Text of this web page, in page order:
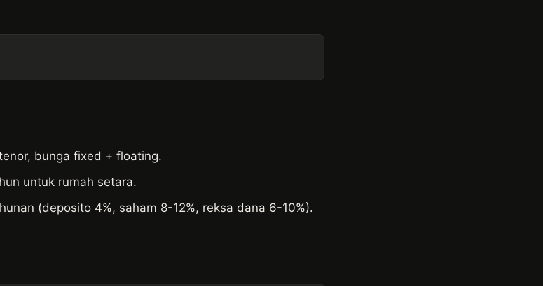
bunga fixed + floating.
untuk rumah setara.
(deposito 4%, saham 8-12%, reksa dana 6-10%).